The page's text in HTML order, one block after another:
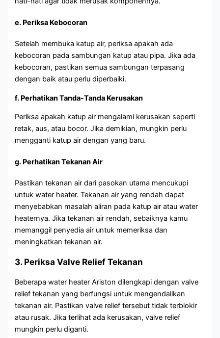
e. Periksa Kebocoran
Setelah membuka katup air, periksa apakah ada
kebocoran pada sambungan katup atau pipa. Jika ada
kebocoran, pastikan semua sambungan terpasang
dengan baik atau perlu diperbaiki.
f. Perhatikan Tanda-Tanda Kerusakan
Periksa apakah katup air mengalami kerusakan seperti
retak, aus, atau bocor. Jika demikian, mungkin perlu
mengganti katup air dengan yang baru.
g. Perhatikan Tekanan Air
Pastikan tekanan air dari pasokan utama mencukupi
untuk water heater. Tekanan air yang rendah dapat
menyebabkan masalah aliran pada katup air atau water
heaternya. Jika tekanan air rendah, sebaiknya kamu
memanggil penyedia air untuk memeriksa dan
meningkatkan tekanan air.
3. Periksa Valve Relief Tekanan
Beberapa water heater Ariston dilengkapi dengan valve
relief tekanan yang berfungsi untuk mengendalikan
tekanan air. Pastikan valve relief tersebut tidak terblokir
atau rusak. Jika terlihat ada kerusakan, valve relief
mungkin perlu diganti.